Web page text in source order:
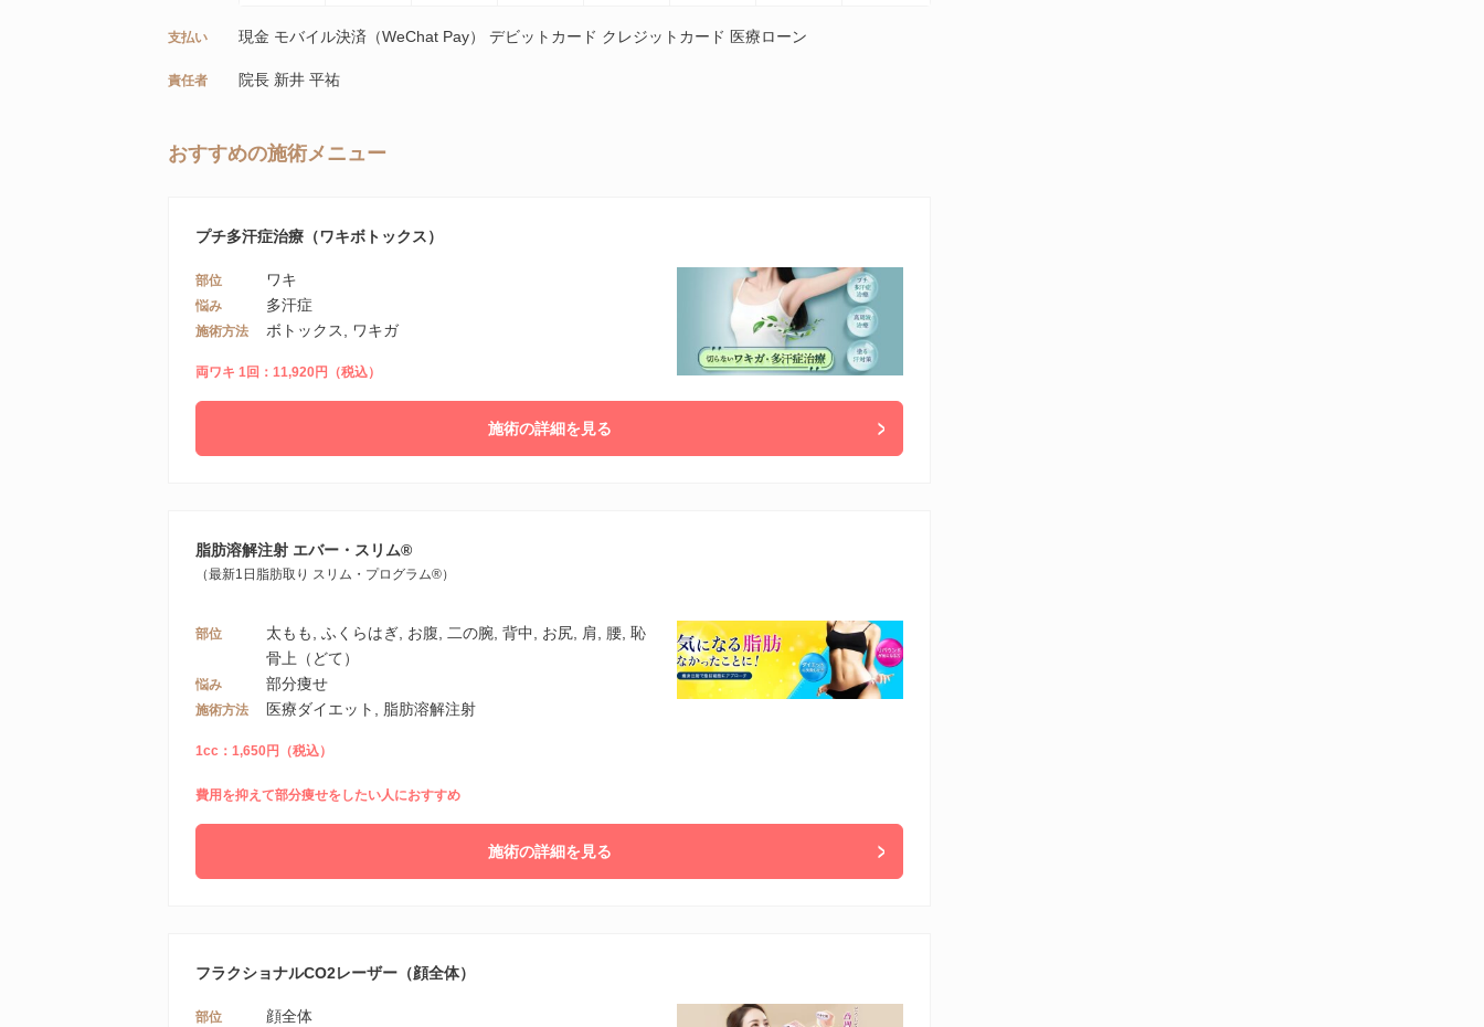
支払い 現金 モバイル決済（WeChat Pay） デビットカード クレジットカード 医療ローン
責任者 院長 新井 平祐
おすすめの施術メニュー
プチ多汗症治療（ワキボトックス）
部位 ワキ
悩み 多汗症
施術方法 ボトックス, ワキガ
両ワキ 1回：11,920円（税込）
施術の詳細を見る
脂肪溶解注射 エバー・スリム®
（最新1日脂肪取り スリム・プログラム®）
部位
太もも, ふくらはぎ, お腹, 二の腕, 背中, お尻, 肩, 腰, 恥
骨上（どて）
悩み 部分痩せ
施術方法 医療ダイエット, 脂肪溶解注射
1cc：1,650円（税込）
費用を抑えて部分痩せをしたい人におすすめ
施術の詳細を見る
フラクショナルCO2レーザー（顔全体）
部位 顔全体